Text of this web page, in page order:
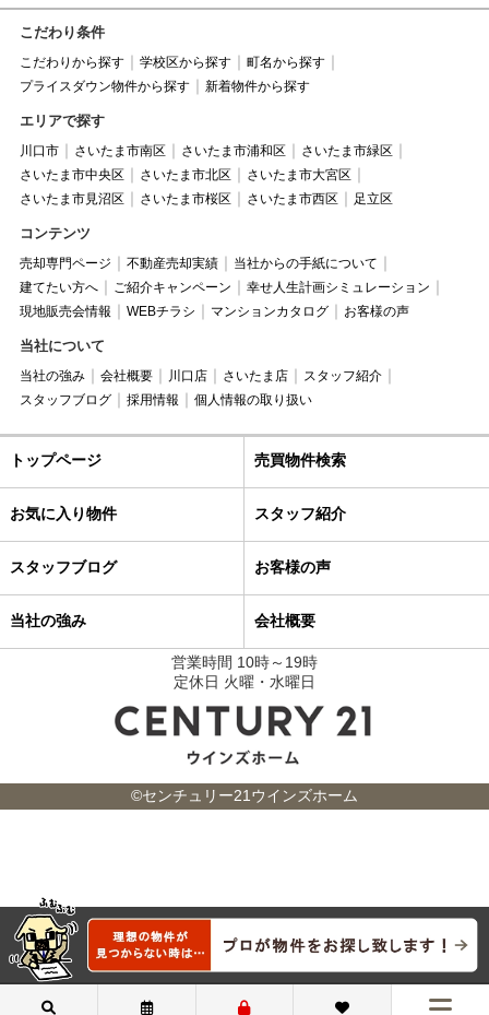
こだわり条件
こだわりから探す 学校区から探す
町名から探す
プライスダウン物件から探す
新着物件から探す
エリアで探す
川口市 さいたま市南区 さいたま市浦和区
さいたま市緑区
さいたま市中央区
さいたま市北区
さいたま市大宮区
さいたま市見沼区
さいたま市桜区 さいたま市西区 足立区
コンテンツ
売却専門ページ 不動産売却実績
当社からの手紙について
建てたい方へ
ご紹介キャンペーン
幸せ人生計画シミュレーション
現地販売会情報
WEBチラシ マンションカタログ お客様の声
当社について
当社の強み 会社概要 川口店 さいたま店
スタッフ紹介
スタッフブログ
採用情報 個人情報の取り扱い
トップページ 売買物件検索
お気に入り物件 スタッフ紹介
スタッフブログ お客様の声
当社の強み 会社概要
営業時間 10時～19時
定休日 火曜・水曜日
©センチュリー21ウインズホーム